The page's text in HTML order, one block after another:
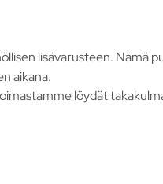
lisävarusteen. Nämä
aikana.
löydät